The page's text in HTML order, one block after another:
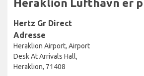
Heraklion Lufthavn er
Hertz Gr Direct
Adresse
Heraklion Airport, Airport
Desk At Arrivals Hall,
Heraklion, 71408